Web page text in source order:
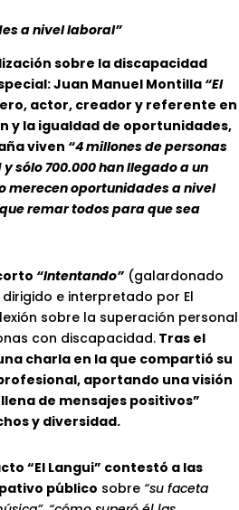
a nivel laboral”
sobre la discapacidad
Juan Manuel Montilla“El
actor, creador y referente en
y la igualdad de oportunidades,
viven “4 millones de personas
sólo 700.000 han llegado a un
merecen oportunidades a nivel
remar todos para que sea
“Intentando” (galardonado
e interpretado por El
sobre la superación personal
con discapacidad. Tras el
charla en la que compartió su
aportando una visión
de mensajes positivos”
y diversidad.
“El Langui” contestó a las
público sobre “su faceta